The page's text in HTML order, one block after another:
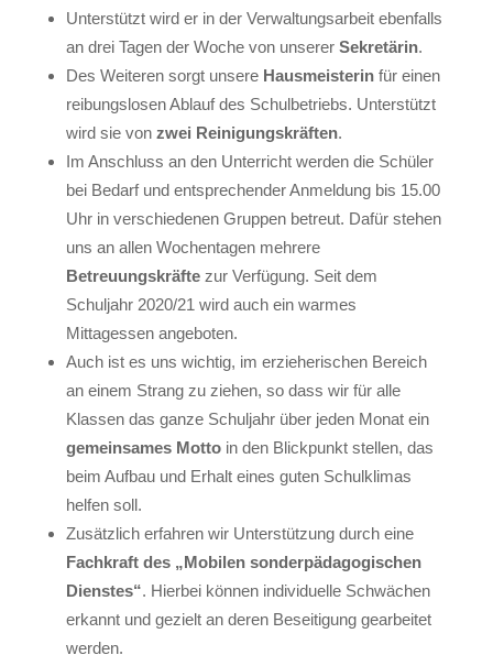
Unterstützt wird er in der Verwaltungsarbeit ebenfalls
an drei Tagen der Woche von unserer Sekretärin.
Des Weiteren sorgt unsere Hausmeisterinfür einen
reibungslosen Ablauf des Schulbetriebs. Unterstützt
wird sie von zwei Reinigungskräften.
Im Anschluss an den Unterricht werden die Schüler
bei Bedarf und entsprechender Anmeldung bis 15.00
Uhr in verschiedenen Gruppen betreut. Dafür stehen
uns an allen Wochentagen mehrere
Betreuungskräftezur Verfügung. Seit dem
Schuljahr 2020/21 wird auch ein warmes
Mittagessen angeboten.
Auch ist es uns wichtig, im erzieherischen Bereich
an einem Strang zu ziehen, so dass wir für alle
Klassen das ganze Schuljahr über jeden Monat ein
gemeinsames Mottoin den Blickpunkt stellen, das
beim Aufbau und Erhalt eines guten Schulklimas
helfen soll.
Zusätzlich erfahren wir Unterstützung durch eine
Fachkraft des „Mobilen sonderpädagogischen
Dienstes“. Hierbei können individuelle Schwächen
erkannt und gezielt an deren Beseitigung gearbeitet
werden.